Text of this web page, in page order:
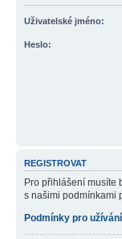
Uživatelské jméno:
Heslo:
REGISTROVAT
Pro přihlášení musíte
s našimi podmínkami
Podmínky pro užívání